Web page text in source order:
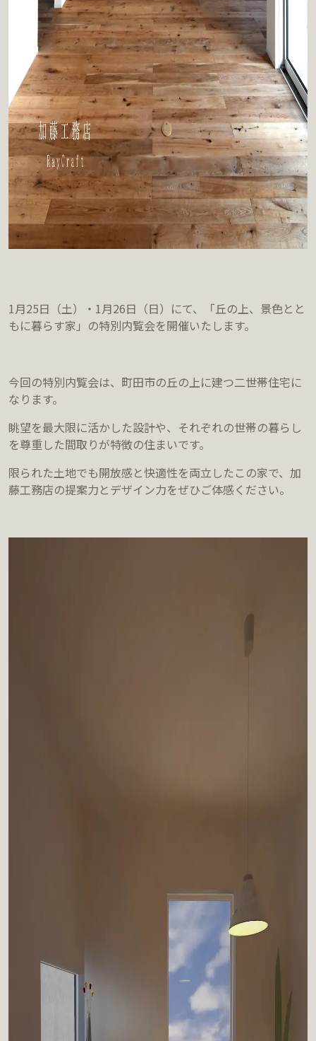
1月25日（土）・1月26日（日）にて、「丘の上、景色とと
もに暮らす家」の特別内覧会を開催いたします。
今回の特別内覧会は、町田市の丘の上に建つ二世帯住宅に
なります。
眺望を最大限に活かした設計や、それぞれの世帯の暮らし
を尊重した間取りが特徴の住まいです。
限られた土地でも開放感と快適性を両立したこの家で、加
藤工務店の提案力とデザイン力をぜひご体感ください。